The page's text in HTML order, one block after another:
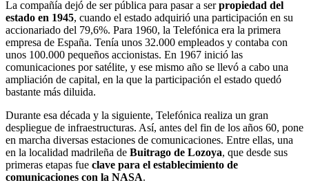
La compañía dejó de ser pública para pasar a serpropiedad del
estado en 1945, cuando el estado adquirió una participación en su
accionariado del 79,6%. Para 1960, la Telefónica era la primera
empresa de España. Tenía unos 32.000 empleados y contaba con
unos 100.000 pequeños accionistas. En 1967 inició las
comunicaciones por satélite, y ese mismo año se llevó a cabo una
ampliación de capital, en la que la participación el estado quedó
bastante más diluida.
Durante esa década y la siguiente, Telefónica realiza un gran
despliegue de infraestructuras. Así, antes del fin de los años 60, pone
en marcha diversas estaciones de comunicaciones. Entre ellas, una
en la localidad madrileña de Buitrago de Lozoya, que desde sus
primeras etapas fue clave para el establecimiento de
comunicaciones con la NASA.